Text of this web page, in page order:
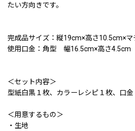
たい方向きです。
完成品サイズ：縦19cm×高さ10.5cm×マ
使用口金：角型 幅16.5cm×高さ4.5cm
＜セット内容＞
型紙白黒１枚、カラーレシピ１枚、口
＜用意するもの＞
・生地